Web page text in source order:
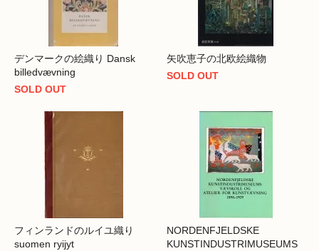
デンマークの絵織り Dansk
billedvævning
SOLD OUT
矢吹恵子の北欧絵織物
SOLD OUT
フィンランドのルイユ織り
suomen ryijyt
NORDENFJELDSKE
KUNSTINDUSTRIMUSEUMS